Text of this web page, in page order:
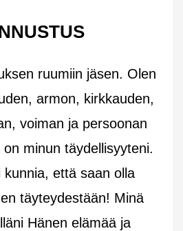
ruumiin jäsen. Olen
armon, kirkkauden,
voiman ja persoonan
minun täydellisyyteni.
kunnia, että saan olla
täyteydestään! Minä
Hänen elämää ja